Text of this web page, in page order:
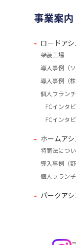
事業案内
ロードアシ
架装工場
導入事例（
導入事例（
個人フラン
FCインタ
FCインタ
ホームアシ
特商法につ
導入事例（
個人フラン
パークアシ